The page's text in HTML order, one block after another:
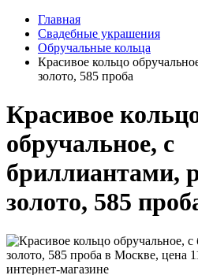
Главная
Свадебные украшения
Обручальные кольца
Красивое кольцо
золото, 585 проба
Красивое
обручальное, с
бриллиантами,
золото, 585